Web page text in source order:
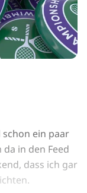
schon ein paar
in den Feed
dass ich gar